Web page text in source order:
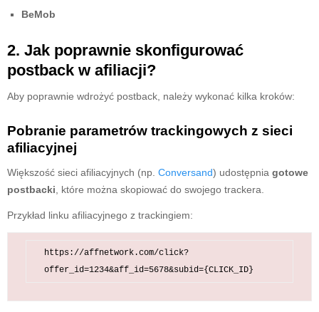
BeMob
2. Jak poprawnie skonfigurować
postback w afiliacji?
Aby poprawnie wdrożyć postback, należy wykonać kilka kroków:
Pobranie parametrów trackingowych z sieci
afiliacyjnej
Większość sieci afiliacyjnych (np. Conversand) udostępnia gotowe
postbacki , które można skopiować do swojego trackera.
Przykład linku afiliacyjnego z trackingiem:
https://affnetwork.com/click?